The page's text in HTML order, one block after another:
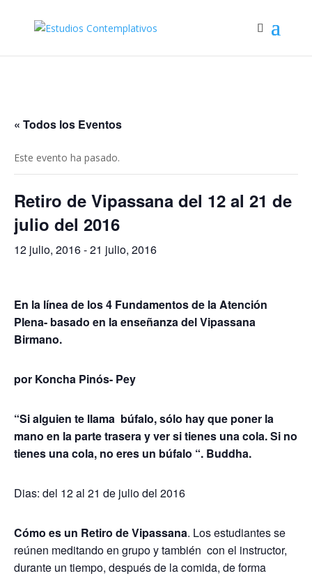
« Todos los Eventos
Este evento ha pasado.
Retiro de Vipassana del 12 al 21 de
julio del 2016
12 julio, 2016-21 julio, 2016
En la línea de los 4 Fundamentos de la Atención
Plena- basado en la enseñanza del Vipassana
Birmano.
por Koncha Pinós- Pey
“Si alguien te llama búfalo, sólo hay que poner la
mano en la parte trasera y ver si tienes una cola. Si no
tienes una cola, no eres un búfalo “. Buddha.
Dias: del 12 al 21 de julio del 2016
Cómo es un Retiro de Vipassana. Los estudiantes se
reúnen meditando en grupo y también con el instructor,
durante un tiempo, después de la comida, de forma